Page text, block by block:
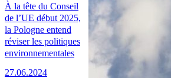
À la tête du Conseil
de l’UE début 2025,
la Pologne entend
réviser les politiques
environnementales
27.06.2024